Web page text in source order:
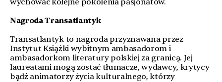
wychować kolejne pokolenia pasjonatów.
Nagroda Transatlantyk
Transatlantyk to nagroda przyznawana przez
Instytut Książki wybitnym ambasadorom i
ambasadorkom literatury polskiej za granicą. Jej
laureatami mogą zostać tłumacze, wydawcy, krytycy
bądź animatorzy życia kulturalnego, którzy